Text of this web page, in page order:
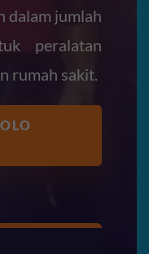
dalam jumlah
peralatan
rumah sakit.